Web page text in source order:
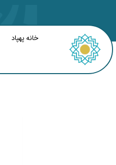
خانه پهپاد